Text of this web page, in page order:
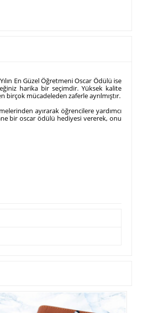
En Güzel Öğretmeni Oscar Ödülü ise
harika bir seçimdir. Yüksek kalite
mücadeleden zaferle ayrılmıştır.
ayırarak öğrencilere yardımcı
bir oscar ödülü hediyesi vererek, onu